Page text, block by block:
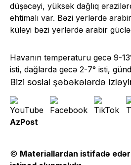
düşəcəyi, yüksək dağlıq
ehtimalı var. Bəzi yerlərdə
küləyi bəzi yerlərdə arabir
Havanın temperaturu gecə 9-
isti, dağlarda gecə 2-7° isti,
Bizi sosial şəbəkələrdə
AzPost
© Materiallardan istifadə